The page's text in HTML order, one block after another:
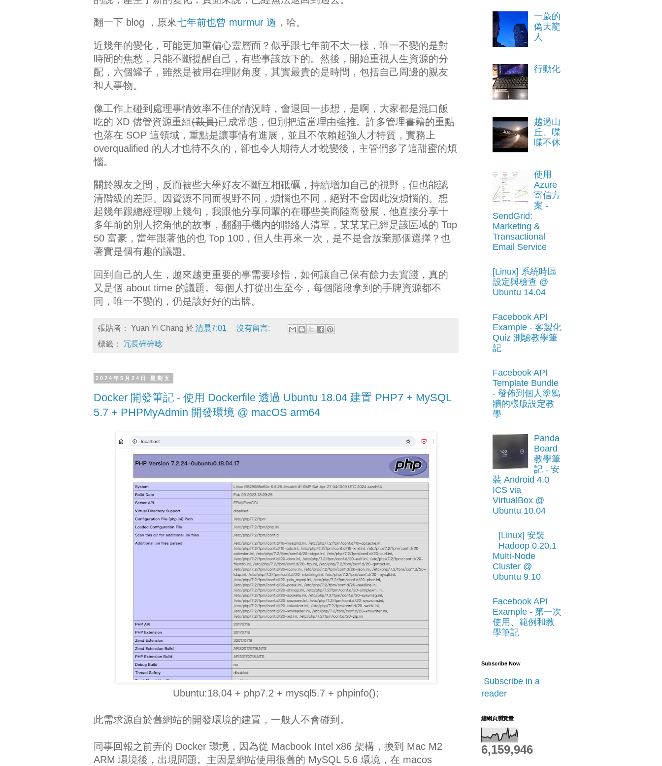
翻一下 blog ，原來七年前也曾 murmur 過 ，哈。
近幾年的變化，可能更加重偏心靈層面？似乎跟七年前不太一樣，唯一不變的是對
時間的焦愁，只能不斷提醒自己，有些事該放下的。然後，開始重視人生資源的分
配，六個罐子，雖然是被用在理財角度，其實最貴的是時間，包括自己周邊的親友
和人事物。
像工作上碰到處理事情效率不佳的情況時，會退回一步想，是啊，大家都是混口飯
吃的 XD 儘管資源重組(裁員)已成常態，但別把這當理由強推。許多管理書籍的重點
也落在 SOP 這領域，重點是讓事情有進展，並且不依賴超強人才特質，實務上
overqualified 的人才也待不久的，卻也令人期待人才蛻變後，主管們多了這甜蜜的煩
惱。
關於親友之間，反而被些大學好友不斷互相砥礪，持續增加自己的視野，但也能認
清階級的差距。因資源不同而視野不同，煩惱也不同，絕對不會因此沒煩惱的。想
起幾年跟總經理聊上幾句，我跟他分享同輩的在哪些美商陸商發展，他直接分享十
多年前的別人挖角他的故事，翻翻手機內的聯絡人清單，某某某已經是該區域的 Top
50 富豪，當年跟著他的也 Top 100，但人生再來一次，是不是會放棄那個選擇？也
著實是個有趣的議題。
回到自己的人生，越來越更重要的事需要珍惜，如何讓自己保有餘力去實踐，真的
又是個 about time 的議題。每個人打從出生至今，每個階段拿到的手牌資源都不
同，唯一不變的，仍是該好好的出牌。
張貼者： Yuan Yi Chang 於 清晨7:01
沒有留言:
標籤： 冗長碎碎唸
2024年5月24日 星期五
Docker 開發筆記 - 使用 Dockerfile 透過 Ubuntu 18.04 建置 PHP7 + MySQL
5.7 + PHPMyAdmin 開發環境 @ macOS arm64
Ubuntu:18.04 + php7.2 + mysql5.7 + phpinfo();
此需求源自於舊網站的開發環境的建置，一般人不會碰到。
同事回報之前弄的 Docker 環境，因為從 Macbook Intel x86 架構，換到 Mac M2
ARM 環境後，出現問題。主因是網站使用很舊的 MySQL 5.6 環境，在 macos
一歲的
偽天龍
人
行動化
越過山
丘、喋
喋不休
使用
Azure
寄信方
案 -
SendGrid:
Marketing &
Transactional
Email Service
[Linux] 系統時區
設定與檢查 @
Ubuntu 14.04
Facebook API
Example - 客製化
Quiz 測驗教學筆
記
Facebook API
Template Bundle
- 發佈到個人塗鴉
牆的樣版設定教
學
Panda
Board
教學筆
記 - 安
裝 Android 4.0
ICS via
VirtualBox @
Ubuntu 10.04
[Linux] 安裝
Hadoop 0.20.1
Multi-Node
Cluster @
Ubuntu 9.10
Facebook API
Example - 第一次
使用、範例和教
學筆記
Subscribe Now
Subscribe in a
reader
總網頁瀏覽量
6,159,946